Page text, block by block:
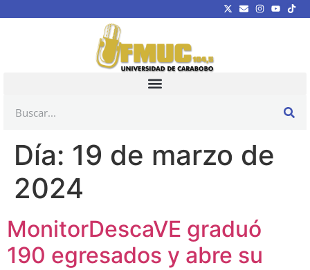
Día: 19 de marzo de
2024
MonitorDescaVE graduó
190 egresados y abre su